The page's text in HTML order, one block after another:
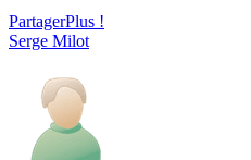
PartagerPlus !
Serge Milot